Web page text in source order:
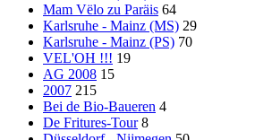
Mam Vëlo zu Paräis 64
Karlsruhe - Mainz (MS) 29
Karlsruhe - Mainz (PS) 70
VEL'OH !!! 19
AG 2008 15
2007 215
Bei de Bio-Baueren 4
De Fritures-Tour 8